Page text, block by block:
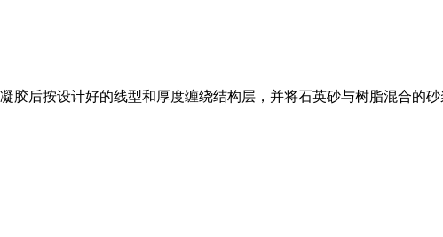
后按设计好的线型和厚度缠绕结构层，并将石英砂与树脂混合的